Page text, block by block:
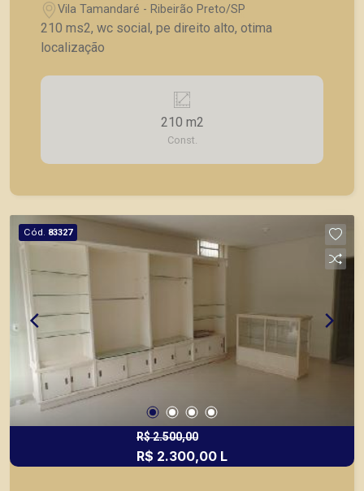
Vila Tamandaré - Ribeirão Preto/SP
210 ms2, wc social, pe direito alto, otima
localização
210 m2
Const.
Cód. 83327
R$ 2.500,00
R$ 2.300,00 L